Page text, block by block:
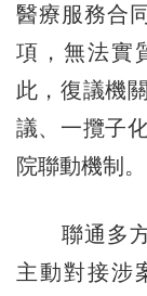
醫療服務合
項，無法實
此，復議機
議、一攬子
院聯動機制。
聯通多方
主動對接涉